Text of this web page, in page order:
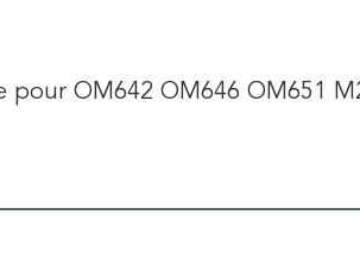
OM642 OM646 OM651